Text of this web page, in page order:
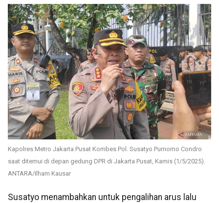
Kapolres Metro Jakarta Pusat Kombes Pol. Susatyo Purnomo Condro
saat ditemui di depan gedung DPR di Jakarta Pusat, Kamis (1/5/2025).
ANTARA/Ilham Kausar
Susatyo menambahkan untuk pengalihan arus lalu